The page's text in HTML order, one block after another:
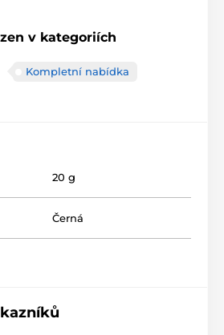
v kategoriích
Kompletní nabídka
20 g
Černá